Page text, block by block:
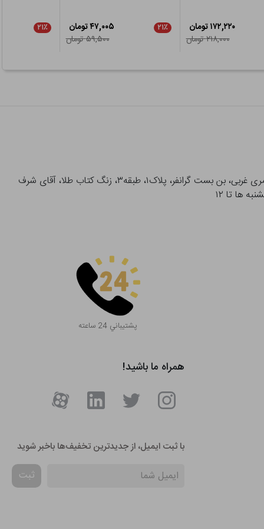
۱۷۲,۲۲۰ تومان
۲۱۸,۰۰۰ تومان
۲۱٪
۴۷,۰۰۵ تومان
۵۹,۵۰۰ تومان
۲۱٪
آدرس تحویل حضوری سفارشات: میدان انقلاب، خیابان انقلاب، خیابان ۱۲ فروردین، خیابان شهدای ژاندارمری غربی، بن بست گرانفر، پلاک۱، طبقه۳، زنگ کتاب طلا، آقای شرف
پشتيباني 24 ساعته
همراه ما باشید!
با ثبت ایمیل، از جدید‌ترین تخفیف‌ها با‌خبر شوید
ثبت